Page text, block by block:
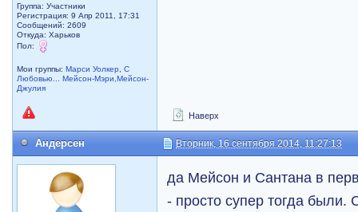
Группа: Участники
Регистрация: 9 Апр 2011, 17:31
Сообщений: 2609
Откуда: Харьков
Пол:
Мои группы:Марси Уолкер ,С
Любовью... Мейсон-Мэри,Мейсон-
Джулия
Наверх
Андерсен Вторник, 16 сентября 2014, 11:27:13
да Мейсон и Сантана в
- просто супер тогда